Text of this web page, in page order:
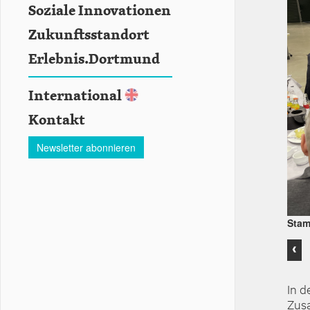
Soziale Innovationen
Zukunftsstandort
Erlebnis.Dortmund
International
Kontakt
Newsletter abonnieren
‹
In